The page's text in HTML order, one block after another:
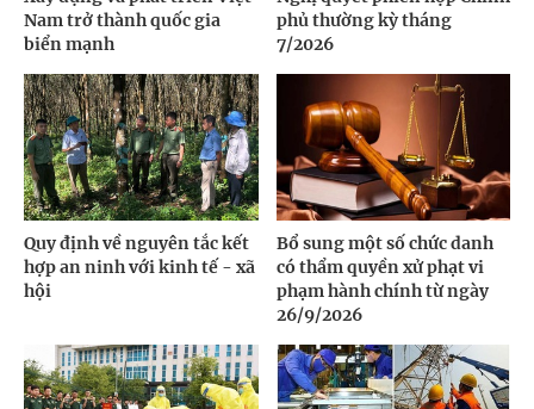
Nam trở thành quốc gia
biển mạnh
phủ thường kỳ tháng
7/2026
Quy định về nguyên tắc kết
hợp an ninh với kinh tế - xã
hội
Bổ sung một số chức danh
có thẩm quyền xử phạt vi
phạm hành chính từ ngày
26/9/2026